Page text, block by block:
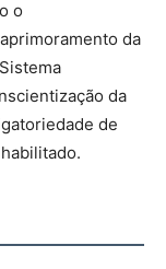
o
da
da
de